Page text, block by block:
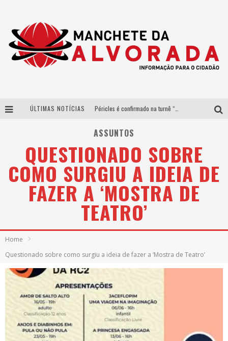
ÚLTIMAS NOTÍCIAS
Democratização do malte: Proibida utiliza estratégia de custo-benefício para o lazer do brasileiro
Yan traz a turnê nacional do PagodYANdo para Belo Horizonte
ASSUNTOS
QUESTIONADO SOBRE
COMO SURGIU A IDEIA DE
FAZER A ‘MOSTRA DE
TEATRO’
Home
Questionado sobre como surgiu a ideia de fazer a ‘Mostra de Teatro’